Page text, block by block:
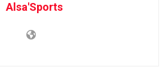
Alsa'Sports